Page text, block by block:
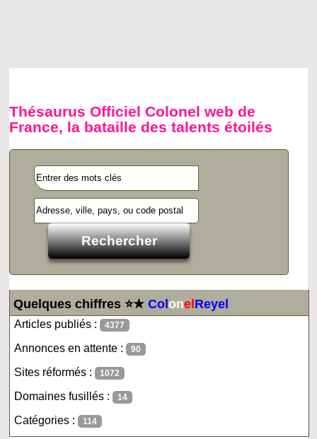
Thésaurus Officiel Colonel web de
France, la bataille des talents étoilés
Quelques chiffres ⭐★ColonelReyel
Articles publiés : 4377
Annonces en attente : 90
Sites réformés : 1072
Domaines fusillés : 14
Catégories : 114